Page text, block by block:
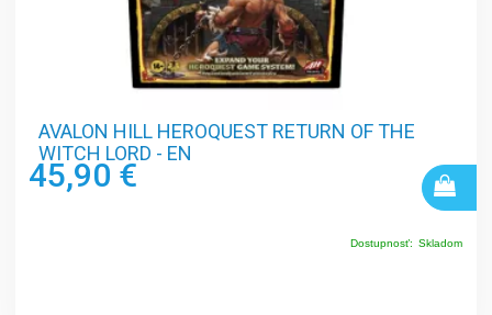
AVALON HILL HEROQUEST RETURN OF THE
WITCH LORD - EN
45,90 €
Dostupnosť: Skladom